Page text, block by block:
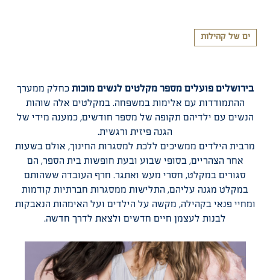
ים של קהילות
בירושלים פועלים מספר מקלטים לנשים מוכות כחלק ממערך
ההתמודדות עם אלימות במשפחה. במקלטים אלה שוהות
הנשים עם ילדיהם תקופה של מספר חודשים, כמענה מידי של
הגנה פיזית ורגשית.
מרבית הילדים ממשיכים ללכת למסגרות החינוך, אולם בשעות
אחר הצהריים, בסופי שבוע ובעת חופשות בית הספר, הם
סגורים במקלט, חסרי מעש ואתגר. חרף העובדה ששהותם
במקלט מגנה עליהם, התלישות ממסגרות חברתיות קודמות
ומחיי פנאי בקהילה, מקשה על הילדים ועל האימהות הנאבקות
לבנות לעצמן חיים חדשים ולצאת לדרך חדשה.